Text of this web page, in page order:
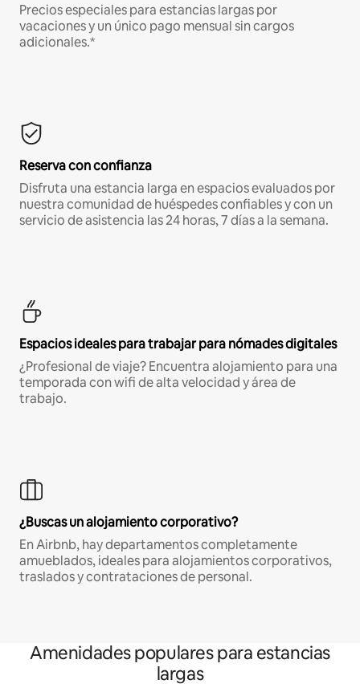
Precios especiales para estancias largas por
vacaciones y un único pago mensual sin cargos
adicionales.*
Reserva con confianza
Disfruta una estancia larga en espacios evaluados por
nuestra comunidad de huéspedes confiables y con un
servicio de asistencia las 24 horas, 7 días a la semana.
Espacios ideales para trabajar para nómades digitales
¿Profesional de viaje? Encuentra alojamiento para una
temporada con wifi de alta velocidad y área de
trabajo.
¿Buscas un alojamiento corporativo?
En Airbnb, hay departamentos completamente
amueblados, ideales para alojamientos corporativos,
traslados y contrataciones de personal.
Amenidades populares para estancias
largas